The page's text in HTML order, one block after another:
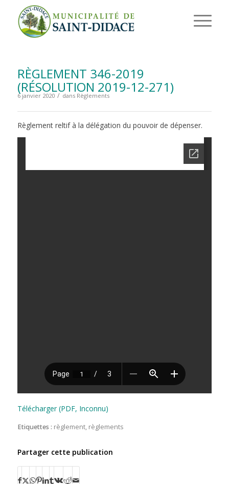
RÈGLEMENT 346-2019
(RÉSOLUTION 2019-12-271)
6 janvier 2020 / dans Règlements
Règlement reltif à la délégation du pouvoir de dépenser.
Télécharger (PDF, Inconnu)
Etiquettes : règlement, règlements
Partager cette publication